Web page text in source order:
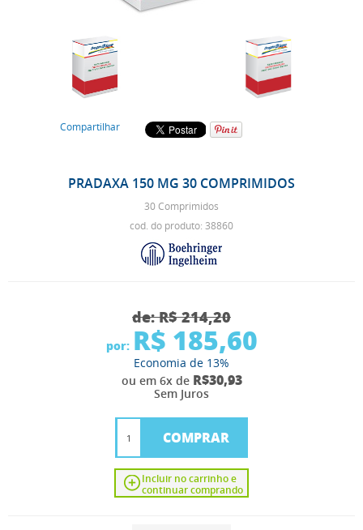
Compartilhar
PRADAXA 150 MG 30 COMPRIMIDOS
30 Comprimidos
cod. do produto: 38860
de:R$ 214,20
por: R$ 185,60
Economia de 13%
ou em 6x de R$30,93
Sem Juros
COMPRAR
Incluir no carrinho e
continuar comprando